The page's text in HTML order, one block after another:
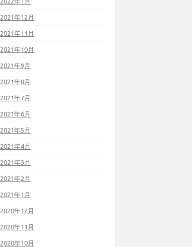
2021年12月
2021年11月
2021年10月
2021年9月
2021年8月
2021年7月
2021年6月
2021年5月
2021年4月
2021年3月
2021年2月
2021年1月
2020年12月
2020年11月
2020年10月